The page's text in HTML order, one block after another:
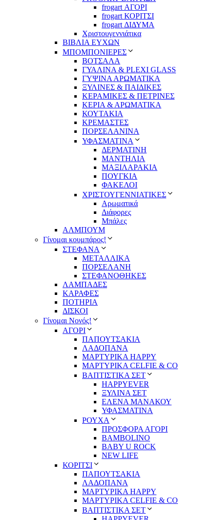
frogart ΑΓΟΡΙ
frogart ΚΟΡΙΤΣΙ
frogart ΔΙΔΥΜΑ
Χριστουγεννιάτικα
ΒΙΒΛΙΑ ΕΥΧΩΝ
ΜΠΟΜΠΟΝΙΕΡΕΣ
ΒΟΤΣΑΛΑ
ΓΥΑΛΙΝΑ & PLEXI GLASS
ΓΥΨΙΝΑ ΑΡΩΜΑΤΙΚΑ
ΞΥΛΙΝΕΣ & ΠΑΙΔΙΚΕΣ
ΚΕΡΑΜΙΚΕΣ & ΠΕΤΡΙΝΕΣ
ΚΕΡΙΑ & ΑΡΩΜΑΤΙΚΑ
ΚΟΥΤΑΚΙΑ
ΚΡΕΜΑΣΤΕΣ
ΠΟΡΣΕΛΑΝΙΝΑ
ΥΦΑΣΜΑΤΙΝA
ΔΕΡΜΑΤΙΝΗ
ΜΑΝΤΗΛΙΑ
ΜΑΞΙΛΑΡΑΚΙΑ
ΠΟΥΓΚΙΑ
ΦΑΚΕΛΟΙ
ΧΡΙΣΤΟΥΓΕΝΝΙΑΤΙΚΕΣ
Αρωματικά
Διάφορες
Μπάλες
ΑΛΜΠΟΥΜ
Γίνομαι κουμπάρος!
ΣΤΕΦΑΝΑ
ΜΕΤΑΛΛΙΚΑ
ΠΟΡΣΕΛΑΝΗ
ΣΤΕΦΑΝΟΘΗΚΕΣ
ΛΑΜΠΑΔΕΣ
ΚΑΡΑΦΕΣ
ΠΟΤΗΡΙΑ
ΔΙΣΚΟΙ
Γίνομαι Νονός!
ΑΓΟΡΙ
ΠΑΠΟΥΤΣΑΚΙΑ
ΛΑΔΟΠΑΝΑ
ΜΑΡΤΥΡΙΚΑ HAPPY
ΜΑΡΤΥΡΙΚΑ CELFIE & CO
ΒΑΠΤΙΣΤΙΚΑ ΣΕΤ
HAPPYEVER
ΞΥΛΙΝΑ ΣΕΤ
ΕΛΕΝΑ ΜΑΝΑΚΟΥ
ΥΦΑΣΜΑΤΙΝΑ
ΡΟΥΧΑ
ΠΡΟΣΦΟΡΑ ΑΓΟΡΙ
BAMBOLINO
BABY U ROCK
NEW LIFE
ΚΟΡΙΤΣΙ
ΠΑΠΟΥΤΣΑΚΙΑ
ΛΑΔΟΠΑΝΑ
ΜΑΡΤΥΡΙΚΑ HAPPY
ΜΑΡΤΥΡΙΚΑ CELFIE & CO
ΒΑΠΤΙΣΤΙΚΑ ΣΕΤ